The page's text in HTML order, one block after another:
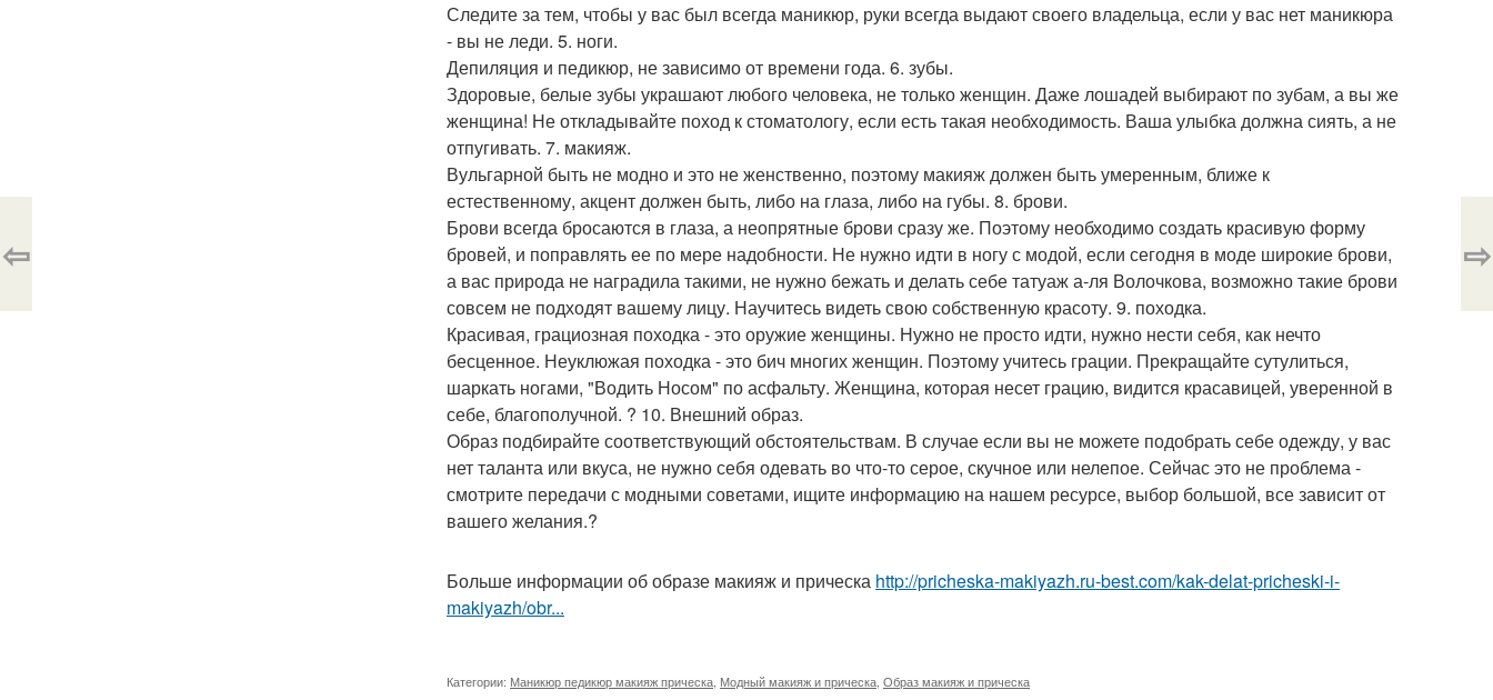
Следите за тем, чтобы у вас был всегда маникюр, руки всегда выдают своего владельца, если у вас нет маникюра
- вы не леди. 5. ноги.
Депиляция и педикюр, не зависимо от времени года. 6. зубы.
Здоровые, белые зубы украшают любого человека, не только женщин. Даже лошадей выбирают по зубам, а вы же
женщина! Не откладывайте поход к стоматологу, если есть такая необходимость. Ваша улыбка должна сиять, а не
отпугивать. 7. макияж.
Вульгарной быть не модно и это не женственно, поэтому макияж должен быть умеренным, ближе к
естественному, акцент должен быть, либо на глаза, либо на губы. 8. брови.
Брови всегда бросаются в глаза, а неопрятные брови сразу же. Поэтому необходимо создать красивую форму
бровей, и поправлять ее по мере надобности. Не нужно идти в ногу с модой, если сегодня в моде широкие брови,
а вас природа не наградила такими, не нужно бежать и делать себе татуаж а-ля Волочкова, возможно такие брови
совсем не подходят вашему лицу. Научитесь видеть свою собственную красоту. 9. походка.
Красивая, грациозная походка - это оружие женщины. Нужно не просто идти, нужно нести себя, как нечто
бесценное. Неуклюжая походка - это бич многих женщин. Поэтому учитесь грации. Прекращайте сутулиться,
шаркать ногами, "Водить Носом" по асфальту. Женщина, которая несет грацию, видится красавицей, уверенной в
себе, благополучной. ? 10. Внешний образ.
Образ подбирайте соответствующий обстоятельствам. В случае если вы не можете подобрать себе одежду, у вас
нет таланта или вкуса, не нужно себя одевать во что-то серое, скучное или нелепое. Сейчас это не проблема -
смотрите передачи с модными советами, ищите информацию на нашем ресурсе, выбор большой, все зависит от
вашего желания.?
Больше информации об образе макияж и прическа http://pricheska-makiyazh.ru-best.com/kak-delat-pricheski-i-
makiyazh/obr...
Категории: Маникюр педикюр макияж прическа Модный макияж и прическа Образ макияж и прическа
⇦ ⇨